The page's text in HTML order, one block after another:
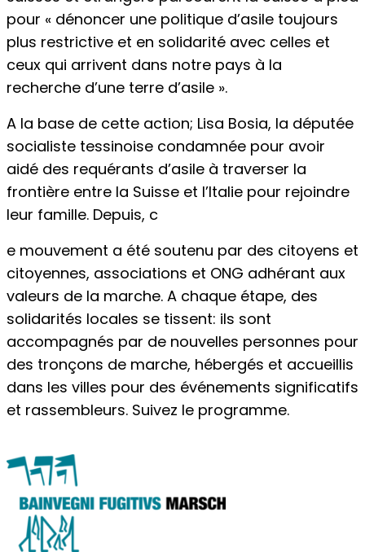
pour « dénoncer une politique d’asile toujours
plus restrictive et en solidarité avec celles et
ceux qui arrivent dans notre pays à la
recherche d’une terre d’asile ».
A la base de cette action; Lisa Bosia, la députée
socialiste tessinoise condamnée pour avoir
aidé des requérants d’asile à traverser la
frontière entre la Suisse et l’Italie pour rejoindre
leur famille. Depuis, c
e mouvement a été soutenu par des citoyens et
citoyennes, associations et ONG adhérant aux
valeurs de la marche. A chaque étape, des
solidarités locales se tissent: ils sont
accompagnés par de nouvelles personnes pour
des tronçons de marche, hébergés et accueillis
dans les villes pour des événements significatifs
et rassembleurs. Suivez le programme.